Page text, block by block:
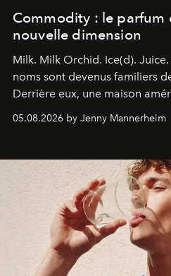
Commodity : le parfum
nouvelle dimension
Milk. Milk Orchid. Ice(d). Juice.
noms sont devenus familiers
Derrière eux, une maison
codes de la parfumerie
une approche aussi intuitive
05.08.2026 by Jenny Mannerheim